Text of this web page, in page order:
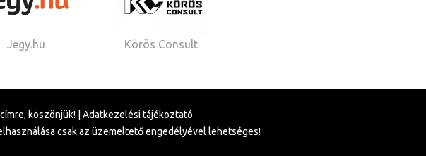
Jegy.hu Körös Consult
címre, köszönjük! | Adatkezelési tájékoztató
csak az üzemeltető engedélyével lehetséges!